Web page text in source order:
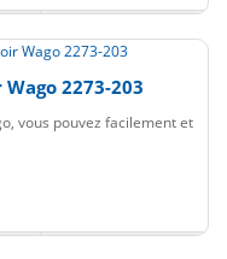
2273-203
vous pouvez facilement et